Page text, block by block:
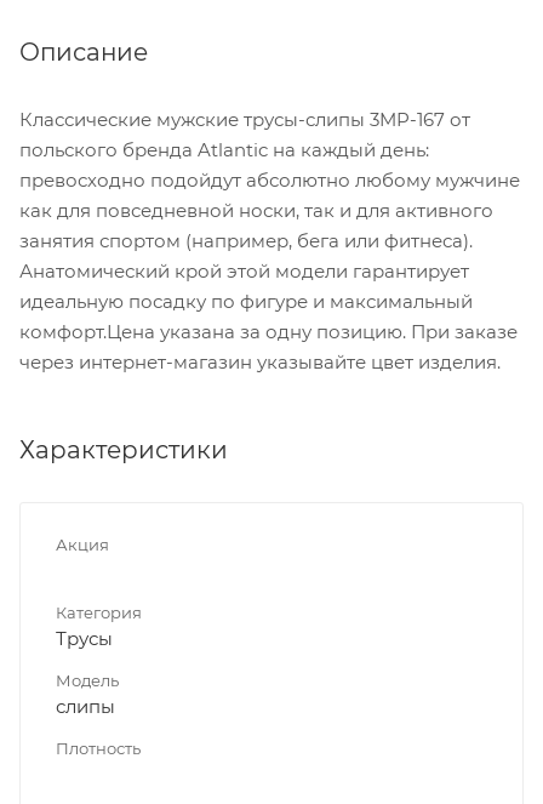
Описание
Классические мужские трусы-слипы 3MP-167 от
польского бренда Atlantic на каждый день:
превосходно подойдут абсолютно любому мужчине
как для повседневной носки, так и для активного
занятия спортом (например, бега или фитнеса).
Анатомический крой этой модели гарантирует
идеальную посадку по фигуре и максимальный
комфорт.Цена указана за одну позицию. При заказе
через интернет-магазин указывайте цвет изделия.
Характеристики
Акция
Категория
Трусы
Модель
слипы
Плотность